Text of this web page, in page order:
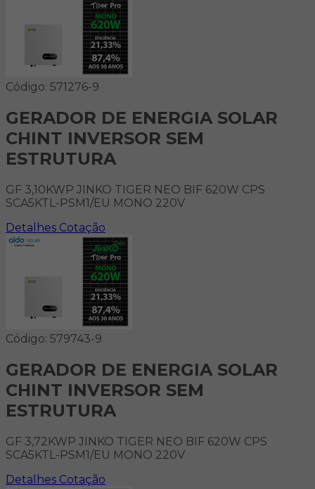
Código: 571276-9
GERADOR DE ENERGIA SOLAR
CHINT INVERSOR SEM
ESTRUTURA
GF 3,10KWP JINKO TIGER NEO BIF 620W CPS
SCA5KTL-PSM1/EU MONO 220V
Detalhes Cotação
Código: 579743-9
GERADOR DE ENERGIA SOLAR
CHINT INVERSOR SEM
ESTRUTURA
GF 3,72KWP JINKO TIGER NEO BIF 620W CPS
SCA5KTL-PSM1/EU MONO 220V
Detalhes Cotação